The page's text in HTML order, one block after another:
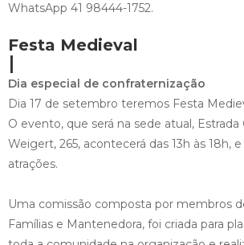
WhatsApp 41 98444-1752.
Festa Medieval
l
Dia especial de confraternização
Dia 17 de setembro teremos Festa
O evento, que será na sede atual, Estrada
Weigert, 265, acontecerá das 13h às 18h,
atrações.
Uma comissão composta por membros
Famílias e Mantenedora, foi criada para